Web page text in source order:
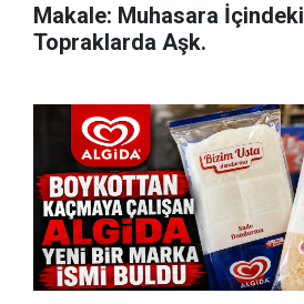
Makale: Muhasara İçindeki
Topraklarda Aşk.